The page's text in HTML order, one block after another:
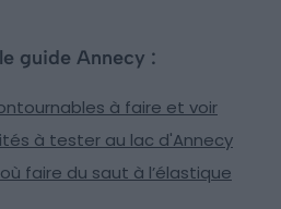
guide Annecy :
à faire et voir
à tester au lac d'Annecy
faire du saut à l’élastique